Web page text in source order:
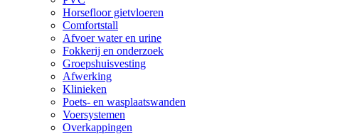
Horsefloor gietvloeren
Comfortstall
Afvoer water en urine
Fokkerij en onderzoek
Groepshuisvesting
Afwerking
Klinieken
Poets- en wasplaatswanden
Voersystemen
Overkappingen